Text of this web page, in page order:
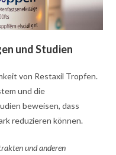
und Studien
von Restaxil Tropfen.
und die
beweisen, dass
reduzieren können.
und anderen